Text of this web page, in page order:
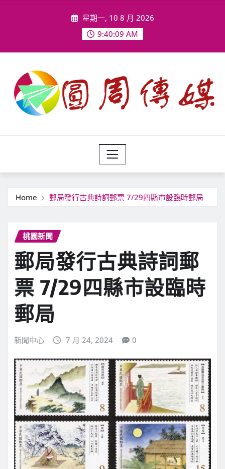
星期一, 10 8 月 2026
9:40:10 AM
Home 郵局發行古典詩詞郵票 7/29四縣市設臨時郵局
桃園新聞
郵局發行古典詩詞郵
票 7/29四縣市設臨時
郵局
新聞中心 7 月 24, 2024 0